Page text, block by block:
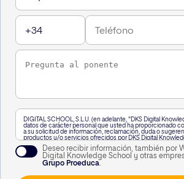
DIGITAL SCHOOL, S.L.U. (en adelante, "DKS Digital
datos de carácter personal que usted ha proporcionado
a su solicitud de información, reclamación, duda o
productos y/o servicios ofrecidos por DKS Digital
vía telefónica, o a través de WhatsApp,, así como para
nuestra actividad.
A su vez, le informamos que vamos a realizar un perfilado
personal para poderle enviar información personalizada en
intereses. Puede consultar información adicional
Deseo recibir información, también por
Digital Knowledge School y otras
Grupo Proeduca.